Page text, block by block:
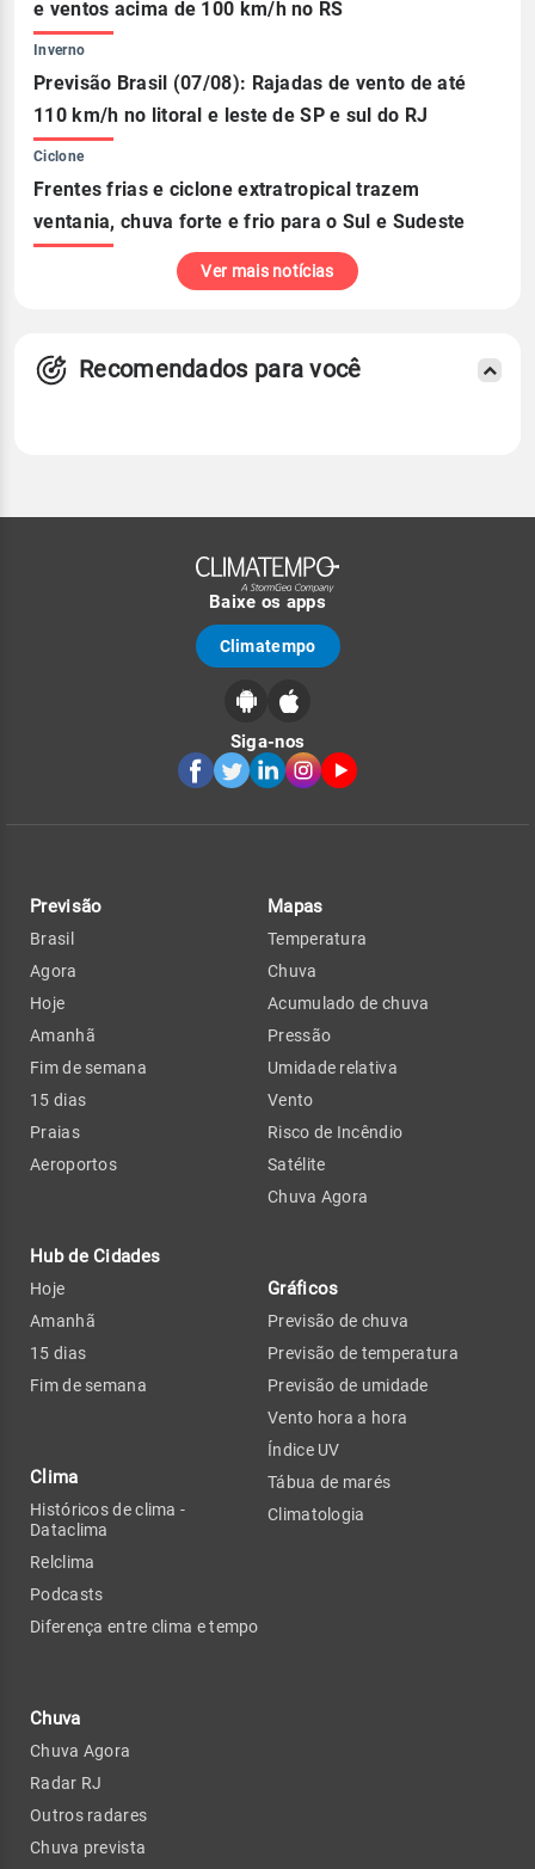
e ventos acima de 100 km/h no RS
Inverno
Previsão Brasil (07/08): Rajadas de vento de até
110 km/h no litoral e leste de SP e sul do RJ
Ciclone
Frentes frias e ciclone extratropical trazem
ventania, chuva forte e frio para o Sul e Sudeste
Ver mais notícias
Recomendados para você
Baixe os apps
Climatempo
Siga-nos
Previsão
Brasil
Agora
Hoje
Amanhã
Fim de semana
15 dias
Praias
Aeroportos
Hub de Cidades
Hoje
Amanhã
15 dias
Fim de semana
Clima
Históricos de clima -
Dataclima
Relclima
Podcasts
Diferença entre clima e tempo
Chuva
Chuva Agora
Radar RJ
Outros radares
Chuva prevista
Mapas
Temperatura
Chuva
Acumulado de chuva
Pressão
Umidade relativa
Vento
Risco de Incêndio
Satélite
Chuva Agora
Gráficos
Previsão de chuva
Previsão de temperatura
Previsão de umidade
Vento hora a hora
Índice UV
Tábua de marés
Climatologia